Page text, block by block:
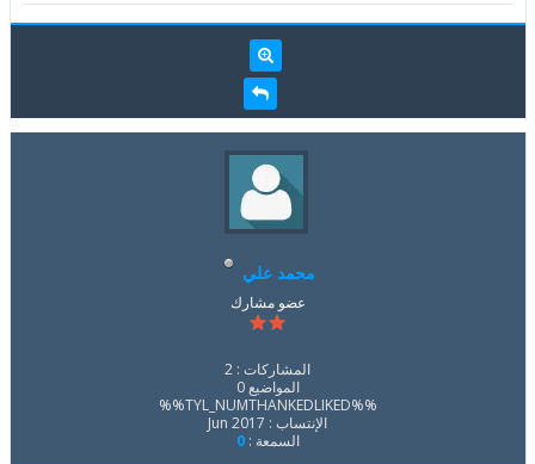
محمد علي
عضو مشارك
المشاركات : 2
المواضيع 0
%%TYL_NUMTHANKEDLIKED%%
الإنتساب : Jun 2017
السمعة :0